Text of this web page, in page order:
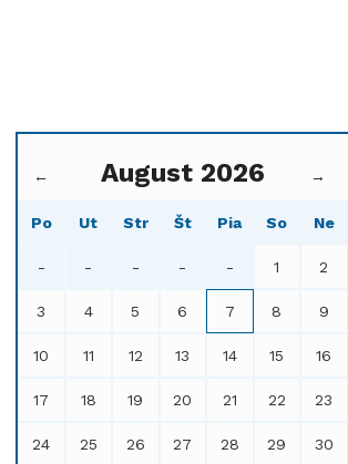
← August 2026 →
Po Ut Str Št Pia So Ne
- - - - - 1 2
3 4 5 6 7 8 9
10 11 12 13 14 15 16
17 18 19 20 21 22 23
24 25 26 27 28 29 30